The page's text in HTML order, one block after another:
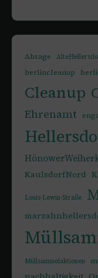
Absage
berlincleanup
Cleanup
Ehrenamt
KaulsdorfNord
Louis-Lewin-Straße
Müllsammelaktionen